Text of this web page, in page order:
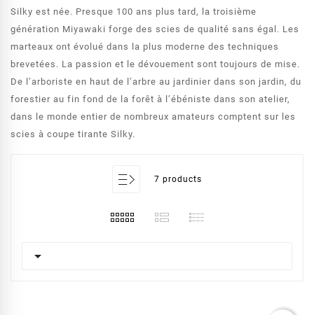
Silky est née. Presque 100 ans plus tard, la troisième
génération Miyawaki forge des scies de qualité sans égal. Les
marteaux ont évolué dans la plus moderne des techniques
brevetées. La passion et le dévouement sont toujours de mise.
De l’arboriste en haut de l’arbre au jardinier dans son jardin, du
forestier au fin fond de la forêt à l’ébéniste dans son atelier,
dans le monde entier de nombreux amateurs comptent sur les
scies à coupe tirante Silky.
7 products
